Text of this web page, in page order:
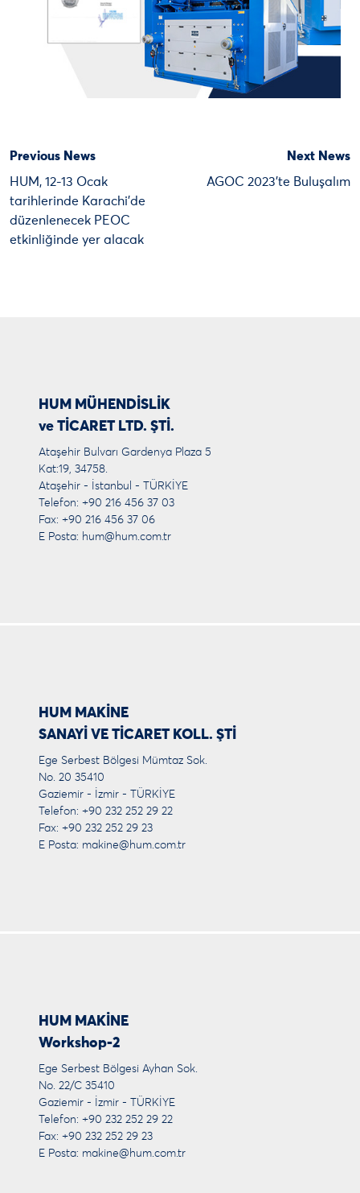
Previous News
HUM, 12-13 Ocak
tarihlerinde Karachi’de
düzenlenecek PEOC
etkinliğinde yer alacak
Next News
AGOC 2023’te Buluşalım
HUM MÜHENDİSLİK
ve TİCARET LTD. ŞTİ.
Ataşehir Bulvarı Gardenya Plaza 5
Kat:19, 34758.
Ataşehir - İstanbul - TÜRKİYE
Telefon: +90 216 456 37 03
Fax: +90 216 456 37 06
E Posta: hum@hum.com.tr
HUM MAKİNE
SANAYİ VE TİCARET KOLL. ŞTİ
Ege Serbest Bölgesi Mümtaz Sok.
No. 20 35410
Gaziemir - İzmir - TÜRKİYE
Telefon: +90 232 252 29 22
Fax: +90 232 252 29 23
E Posta: makine@hum.com.tr
HUM MAKİNE
Workshop-2
Ege Serbest Bölgesi Ayhan Sok.
No. 22/C 35410
Gaziemir - İzmir - TÜRKİYE
Telefon: +90 232 252 29 22
Fax: +90 232 252 29 23
E Posta: makine@hum.com.tr